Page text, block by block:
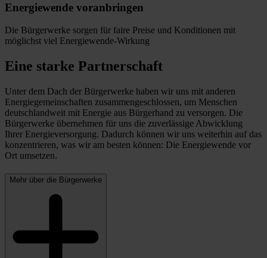
Energiewende voranbringen
Die Bürgerwerke sorgen für faire Preise und Konditionen mit
möglichst viel Energiewende-Wirkung
Eine starke Partnerschaft
Unter dem Dach der Bürgerwerke haben wir uns mit anderen
Energiegemeinschaften zusammengeschlossen, um Menschen
deutschlandweit mit Energie aus Bürgerhand zu versorgen. Die
Bürgerwerke übernehmen für uns die zuverlässige Abwicklung
Ihrer Energieversorgung. Dadurch können wir uns weiterhin auf das
konzentrieren, was wir am besten können: Die Energiewende vor
Ort umsetzen.
Mehr über die Bürgerwerke